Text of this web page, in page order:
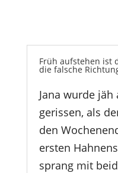
Früh aufstehen ist
die falsche
Jana wurde
gerissen, als
den
ersten
sprang mit